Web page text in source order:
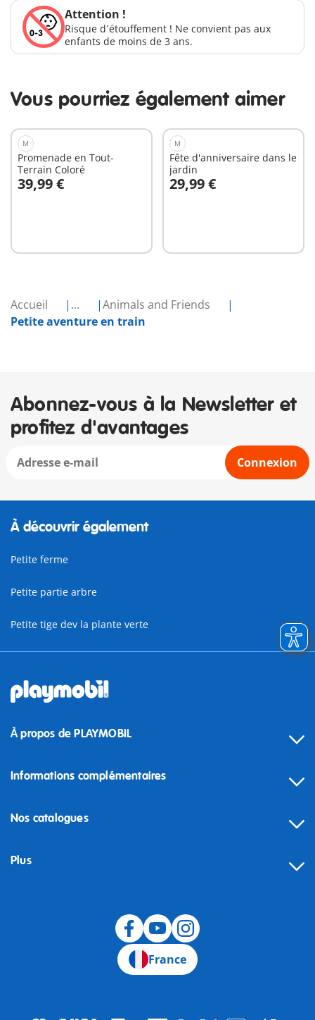
Accueil ...
Animals and Friends
Petite aventure en train
Attention !
Risque d´étouffement ! Ne convient pas aux
enfants de moins de 3 ans.
Vous pourriez également aimer
M
Promenade en Tout-
Terrain Coloré
39,99 €
Au panier
M
Fête d'anniversaire dans le
jardin
29,99 €
Au panier
Abonnez-vous à la Newsletter et
profitez d'avantages
Connexion
À découvrir également
Petite ferme
Petite partie arbre
Petite tige dev la plante verte
À propos de PLAYMOBIL
Informations complémentaires
Nos catalogues
Plus
France